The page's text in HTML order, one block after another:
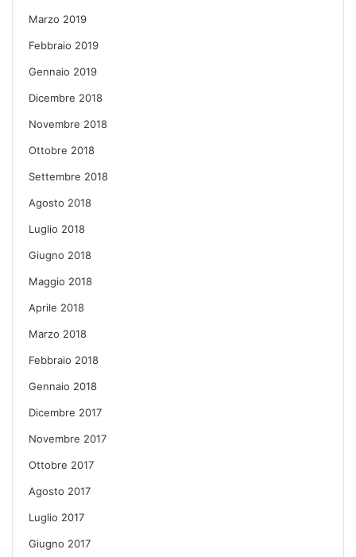
Marzo 2019
Febbraio 2019
Gennaio 2019
Dicembre 2018
Novembre 2018
Ottobre 2018
Settembre 2018
Agosto 2018
Luglio 2018
Giugno 2018
Maggio 2018
Aprile 2018
Marzo 2018
Febbraio 2018
Gennaio 2018
Dicembre 2017
Novembre 2017
Ottobre 2017
Agosto 2017
Luglio 2017
Giugno 2017